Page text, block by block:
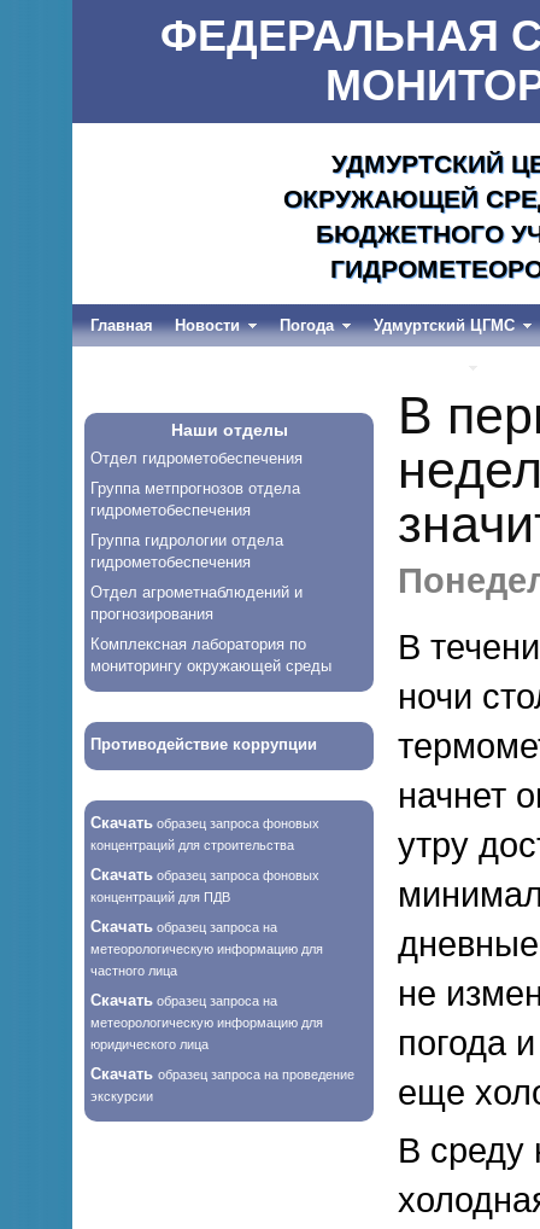
ФЕДЕРАЛЬНАЯ
УДМУРТСКИЙ
ОКРУЖАЮЩЕЙ
БЮДЖЕТНОГО
Главная Новости Погода Удмуртский ЦГМС
Наши отделы
Отдел гидрометобеспечения
Группа метпрогнозов отдела
гидрометобеспечения
Группа гидрологии отдела
гидрометобеспечения
Отдел агрометнаблюдений и
прогнозирования
Комплексная лаборатория по
мониторингу окружающей среды
Противодействие коррупции
Скачать образец запроса фоновых
концентраций для строительства
Скачать образец запроса фоновых
концентраций для ПДВ
Скачать образец запроса на
метеорологическую информацию для
частного лица
Скачать образец запроса на
метеорологическую информацию для
юридического лица
Скачать образец запроса на проведение
экскурсии
В
В
ночи
начнет
утру
не
погода
еще
В среду